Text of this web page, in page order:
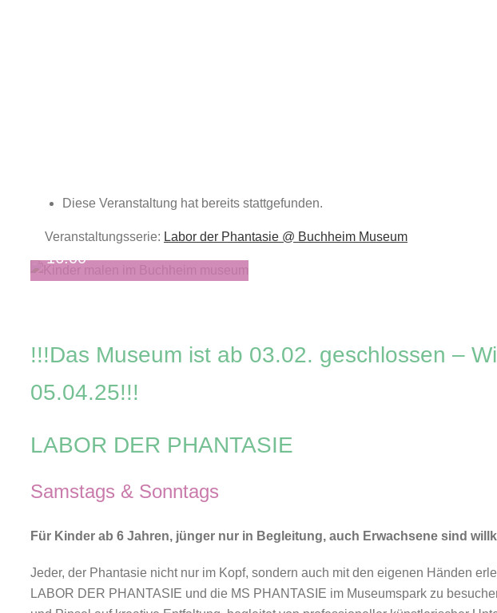
Diese Veranstaltung hat bereits stattgefunden.
Veranstaltungsserie: Labor der Phantasie @ Buchheim Museum
Buchheim Museum
22. Februar 2025 @ 11:00-
16:00
!!!Das Museum ist ab 03.02. geschlossen –
05.04.25!!!
LABOR DER PHANTASIE
Samstags & Sonntags
Für Kinder ab 6 Jahren, jünger nur in Begleitung, auch Erwachsene sind
Jeder, der Phantasie nicht nur im Kopf, sondern auch mit den eigenen Händen
LABOR DER PHANTASIE und die MS PHANTASIE im Museumspark zu